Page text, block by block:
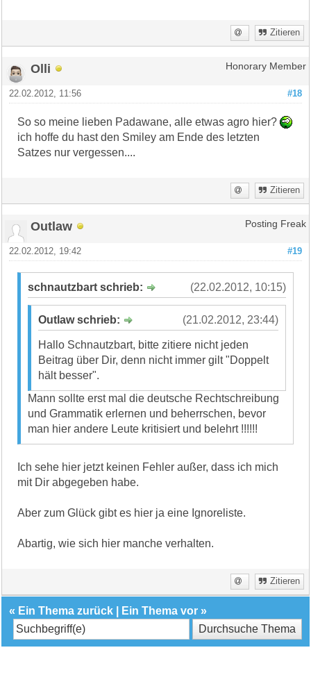
Zitieren
Olli Honorary Member
#18
22.02.2012, 11:56
So so meine lieben Padawane, alle etwas agro hier?
ich hoffe du hast den Smiley am Ende des letzten
Satzes nur vergessen....
Zitieren
Outlaw Posting Freak
#19
22.02.2012, 19:42
(22.02.2012, 10:15)
schnautzbart schrieb:
(21.02.2012, 23:44)
Outlaw schrieb:
Hallo Schnautzbart, bitte zitiere nicht jeden
Beitrag über Dir, denn nicht immer gilt "Doppelt
hält besser".
Mann sollte erst mal die deutsche Rechtschreibung
und Grammatik erlernen und beherrschen, bevor
man hier andere Leute kritisiert und belehrt !!!!!!
Ich sehe hier jetzt keinen Fehler außer, dass ich mich
mit Dir abgegeben habe.
Aber zum Glück gibt es hier ja eine Ignoreliste.
Abartig, wie sich hier manche verhalten.
Zitieren
« Ein Thema zurück Ein Thema vor »